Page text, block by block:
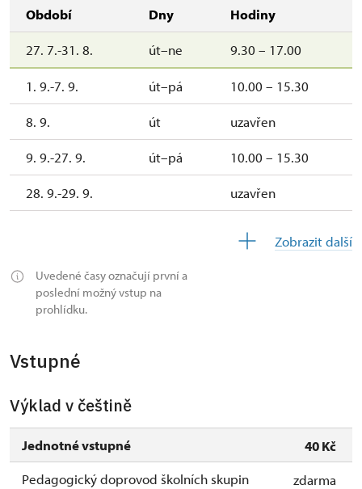
Období Dny Hodiny
27. 7.-31. 8. út–ne 9.30 – 17.00
1. 9.-7. 9. út–pá 10.00 – 15.30
8. 9. út uzavřen
9. 9.-27. 9. út–pá 10.00 – 15.30
28. 9.-29. 9. uzavřen
10.00 – 15.30
26. 10.-31. 12.
Zobrazit další
Uvedené časy označují první a
poslední možný vstup na
prohlídku.
Vstupné
Výklad v češtině
Jednotné vstupné
40 Kč
Pedagogický doprovod školních skupin
zdarma